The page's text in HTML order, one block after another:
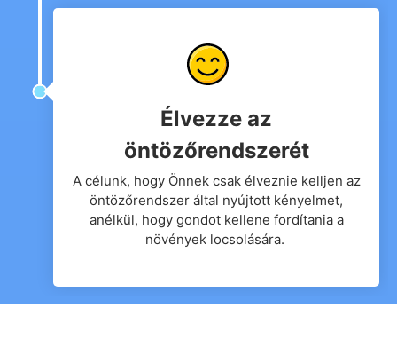
Élvezze az
öntözőrendszerét
A célunk, hogy Önnek csak élveznie kelljen az
öntözőrendszer által nyújtott kényelmet,
anélkül, hogy gondot kellene fordítania a
növények locsolására.